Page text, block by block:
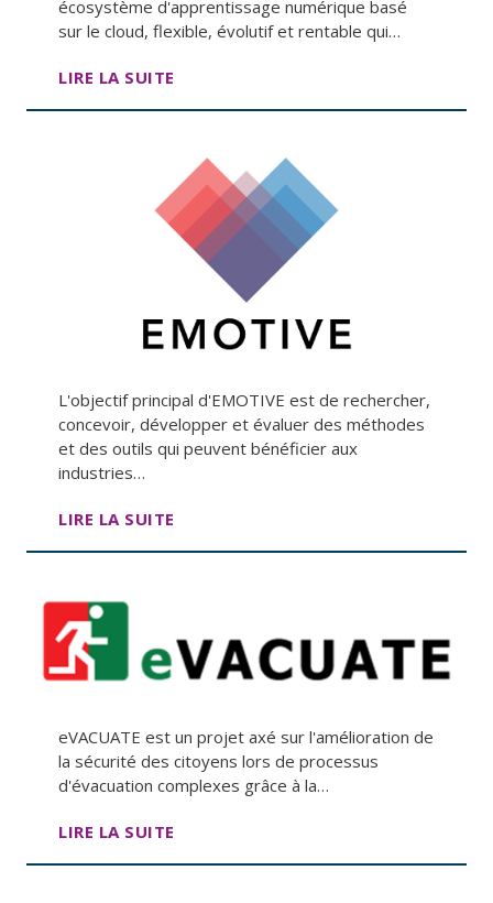
écosystème d'apprentissage numérique basé
sur le cloud, flexible, évolutif et rentable qui…
LIRE LA SUITE
L'objectif principal d'EMOTIVE est de rechercher,
concevoir, développer et évaluer des méthodes
et des outils qui peuvent bénéficier aux
industries…
LIRE LA SUITE
eVACUATE est un projet axé sur l'amélioration de
la sécurité des citoyens lors de processus
d'évacuation complexes grâce à la…
LIRE LA SUITE